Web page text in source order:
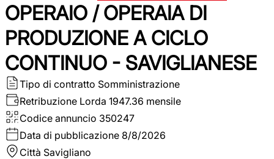
OPERAIO / OPERAIA DI
PRODUZIONE A CICLO
CONTINUO - SAVIGLIANESE
Tipo di contratto Somministrazione
Retribuzione Lorda 1947.36 mensile
Codice annuncio 350247
Data di pubblicazione 8/8/2026
Città Savigliano